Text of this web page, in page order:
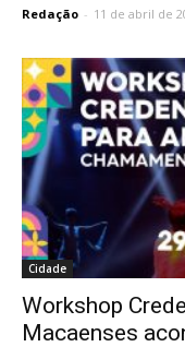
Redação - 11 de abril de
Cidade
Workshop
Macaenses